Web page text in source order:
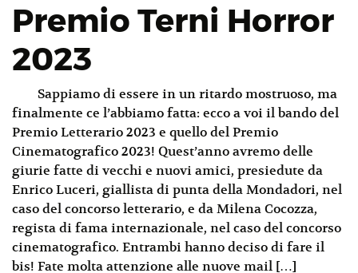
Premio Terni Horror
2023
Sappiamo di essere in un ritardo mostruoso, ma
finalmente ce l’abbiamo fatta: ecco a voi il bando del
Premio Letterario 2023 e quello del Premio
Cinematografico 2023! Quest’anno avremo delle
giurie fatte di vecchi e nuovi amici, presiedute da
Enrico Luceri, giallista di punta della Mondadori, nel
caso del concorso letterario, e da Milena Cocozza,
regista di fama internazionale, nel caso del concorso
cinematografico. Entrambi hanno deciso di fare il
bis! Fate molta attenzione alle nuove mail […]